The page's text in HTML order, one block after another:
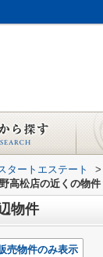
タートエステート >
高松店の近くの物件
物件
売物件のみ表示